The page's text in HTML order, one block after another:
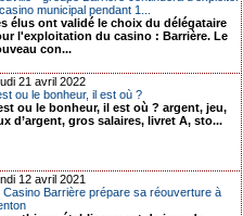
municipal pendant 1...
élus ont validé le choix du délégataire
l'exploitation du casino : Barrière. Le
con...
21 avril 2022
ou le bonheur, il est où ?
ou le bonheur, il est où ? argent, jeu,
d’argent, gros salaires, livret A, sto...
12 avril 2021
Casino Barrière prépare sa réouverture à